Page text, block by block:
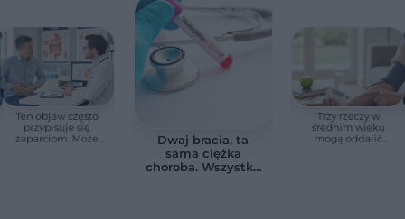
Ten objaw często
przypisuje się
zaparciom. Może
Dwaj bracia, ta
sama ciężka
choroba. Wszystko
Trzy rzeczy w
średnim wieku
mogą oddalić